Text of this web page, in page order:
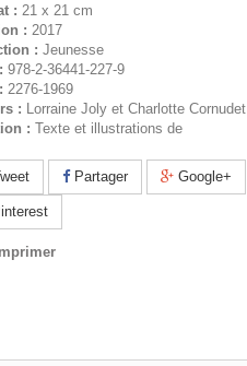
: 21 x 21 cm
: 2017
: Jeunesse
978-2-36441-227-9
2276-1969
: Lorraine Joly et Charlotte Cornudet
: Texte et illustrations de
Partager Google+
Imprimer